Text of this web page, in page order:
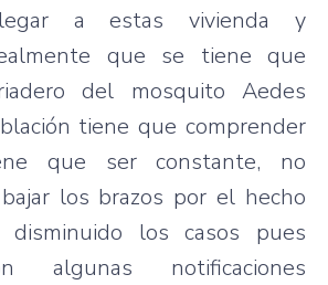
llegar a estas vivienda y
que se tiene que
del mosquito Aedes
tiene que comprender
que ser constante, no
los brazos por el hecho
los casos pues
algunas notificaciones